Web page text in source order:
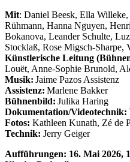
Mit: Daniel Beesk, Ella
Rühmann, Hanna Nguyen,
Bokanova, Leander Schulte,
Stocklaß, Rose Migsch-Sharpe,
Künstlerische Leitung
Louët, Anne-Sophie Brunold,
Musik: Jaime Pazos Assistenz
Assistenz: Marlene Bakker
Bühnenbild: Julika Haring
Dokumentation/Videotechnik:
Fotos: Kathleen Kunath, Zé de
Technik: Jerry Geiger
Aufführungen: 16. Mai 2026,